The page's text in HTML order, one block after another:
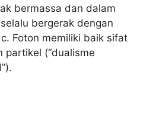
bermassa dan dalam
bergerak dengan
Foton memiliki baik sifat
partikel (“dualisme